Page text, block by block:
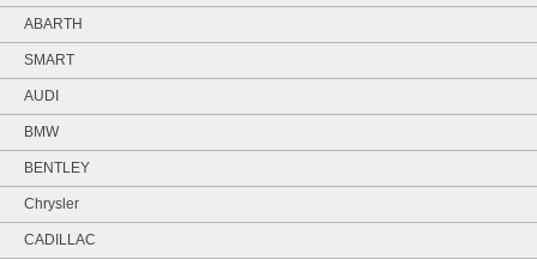
ABARTH
SMART
AUDI
BMW
BENTLEY
Chrysler
CADILLAC